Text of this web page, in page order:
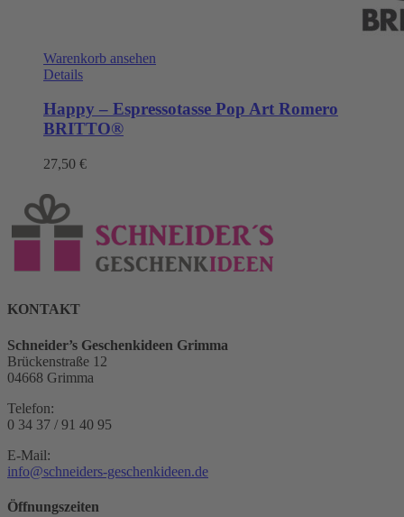
Warenkorb ansehen
Details
Happy – Espressotasse Pop Art Romero
BRITTO®
27,50 €
KONTAKT
Schneider’s Geschenkideen Grimma
Brückenstraße 12
04668 Grimma
Telefon:
0 34 37 / 91 40 95
E-Mail:
info@schneiders-geschenkideen.de
Öffnungszeiten